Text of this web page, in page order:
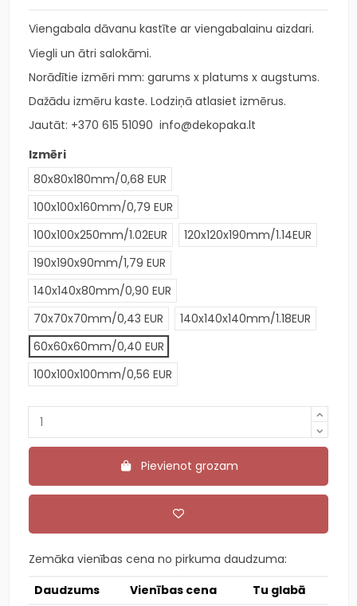
Viengabala dāvanu kastīte ar viengabalainu aizdari.
Viegli un ātri salokāmi.
Norādītie izmēri mm: garums x platums x augstums.
Dažādu izmēru kaste. Lodziņā atlasiet izmērus.
Jautāt: +370 615 51090 info@dekopaka.lt
Izmēri
80x80x180mm/0,68 EUR
100x100x160mm/0,79 EUR
100x100x250mm/1.02EUR
120x120x190mm/1.14EUR
190x190x90mm/1,79 EUR
140x140x80mm/0,90 EUR
70x70x70mm/0,43 EUR
140x140x140mm/1.18EUR
60x60x60mm/0,40 EUR
100x100x100mm/0,56 EUR
Pievienot grozam
Zemāka vienības cena no pirkuma daudzuma:
Daudzums
Vienības cena Tu glabā